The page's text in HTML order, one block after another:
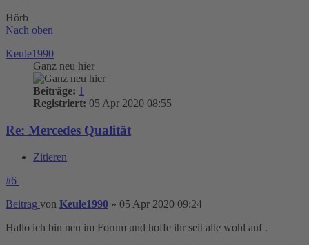
Hörb
Nach oben
Keule1990
Ganz neu hier
Beiträge: 1
Registriert: 05 Apr 2020 08:55
Re: Mercedes Qualität
Zitieren
#6
Beitrag von Keule1990 » 05 Apr 2020 09:24
Hallo ich bin neu im Forum und hoffe ihr seit alle wohl auf .